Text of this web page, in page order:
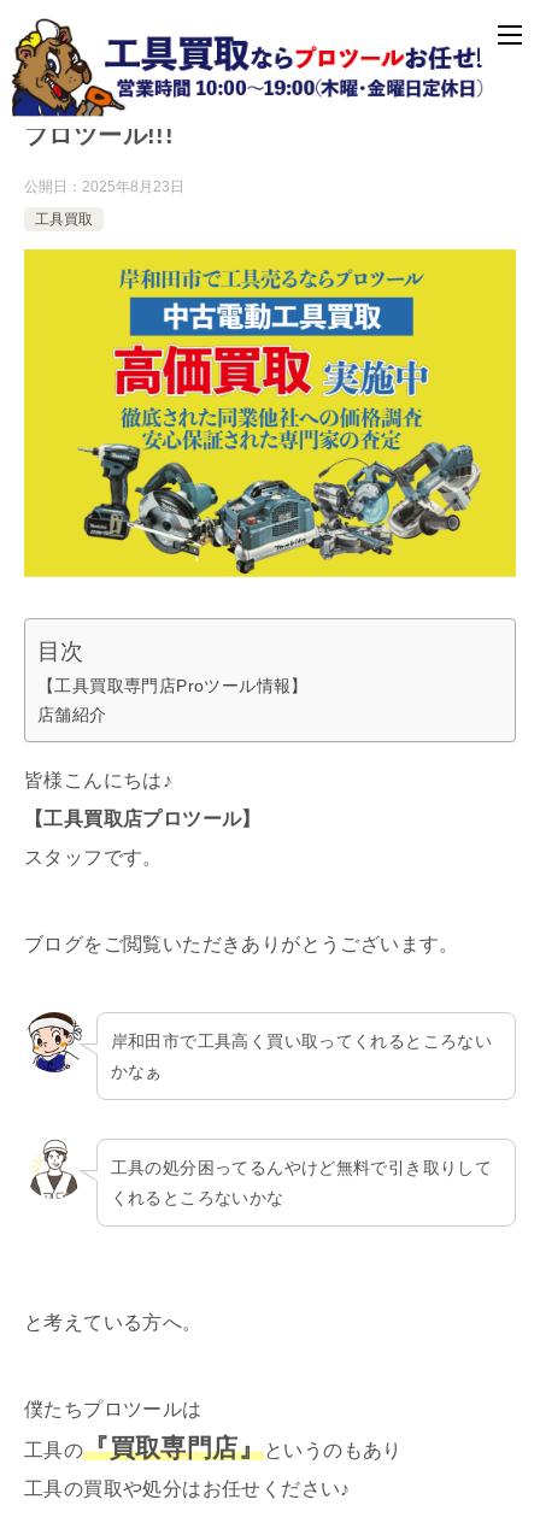
岸和田市で電動工具を高く売るなら工具買取
プロツール!!!
公開日： 2025年8月23日
工具買取
目次
【工具買取専門店Proツール情報】
店舗紹介
皆様こんにちは♪
【工具買取店プロツール】
スタッフです。
ブログをご閲覧いただきありがとうございます。
岸和田市で工具高く買い取ってくれるところない
かなぁ
工具の処分困ってるんやけど無料で引き取りして
くれるところないかな
と考えている方へ。
僕たちプロツールは
工具の『買取専門店』というのもあり
工具の買取や処分はお任せください♪